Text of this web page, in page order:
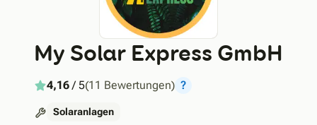
My Solar Express GmbH
4,16/ 5(11 Bewertungen) ?
Solaranlagen